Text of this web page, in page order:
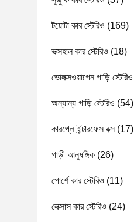
টয়োটা কার স্টেরিও (169)
ভক্সহাল কার স্টেরিও (18)
ভোলক্সওয়াগেন গাড়ি স্টেরিও
অন্যান্য গাড়ি স্টেরিও (54)
কারপ্লে ইন্টারফেস বক্স(17)
গাড়ী আনুষঙ্গিক (26)
পোর্শে কার স্টেরিও (11)
লেক্সাস কার স্টেরিও (24)